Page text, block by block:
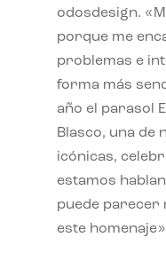
odosdesign.
porque me
problemas e
forma más
año el parasol
Blasco, una de
icónicas,
estamos
puede parecer
este